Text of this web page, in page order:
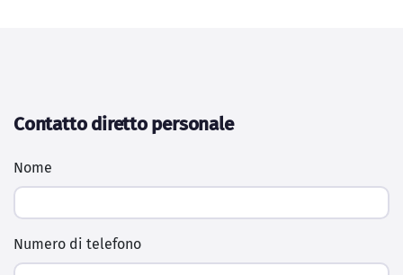
Contatto diretto personale
Nome
Numero di telefono